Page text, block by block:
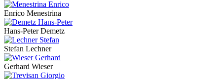
Enrico Menestrina
Hans-Peter Demetz
Stefan Lechner
Gerhard Wieser